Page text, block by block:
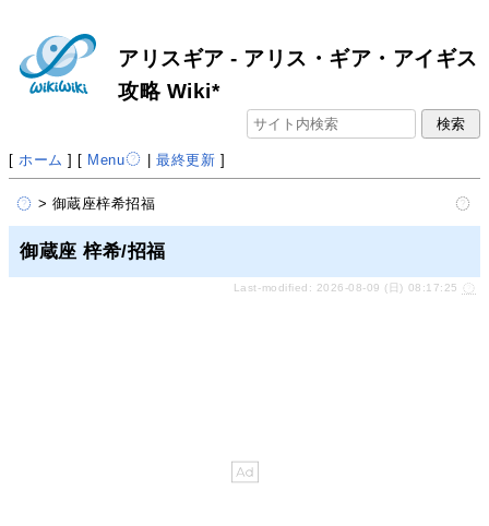
アリスギア - アリス・ギア・アイギス
攻略 Wiki*
[ ホーム ] [ Menu |最終更新 ]
> 御蔵座梓希招福
御蔵座 梓希/招福
Last-modified: 2026-08-09 (日) 08:17:25